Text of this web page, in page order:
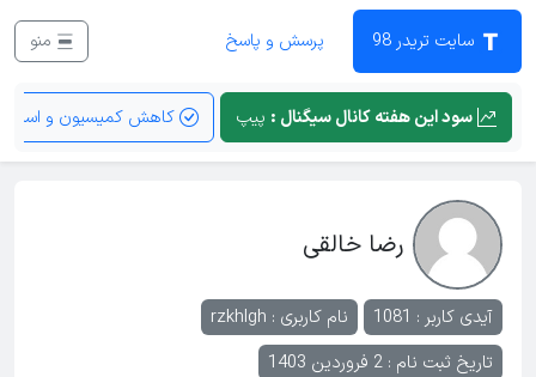
سایت تریدر 98 پرسش و پاسخ
سود این هفته کانال سیگنال : پیپ کاهش کمیسیون و اسپرد
رضا خالقی
آیدی کاربر : 1081 نام کاربری : rzkhlgh
تاریخ ثبت نام : 2 فروردین 1403